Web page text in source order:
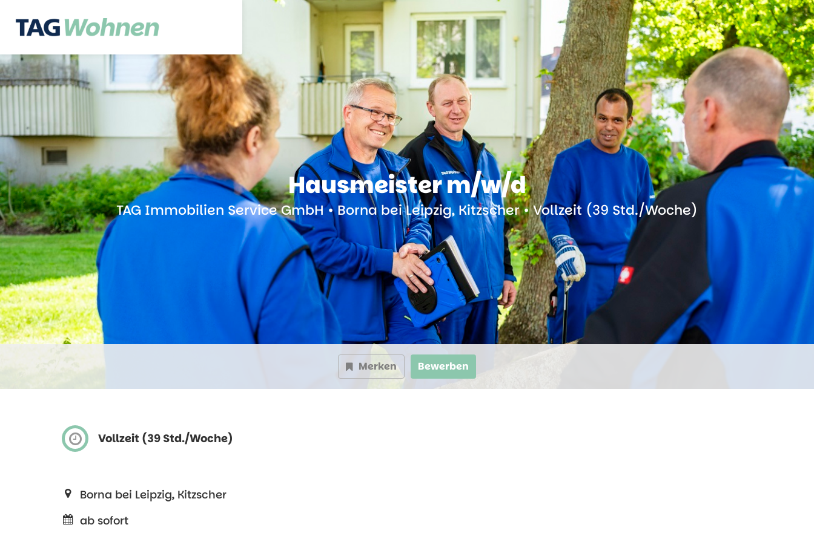
Hausmeister m/w/d
TAG Immobilien Service GmbH • Borna bei Leipzig, Kitzscher • Vollzeit (39 Std./Woche)
Merken Bewerben
Vollzeit (39 Std./Woche)
Borna bei Leipzig, Kitzscher
ab sofort